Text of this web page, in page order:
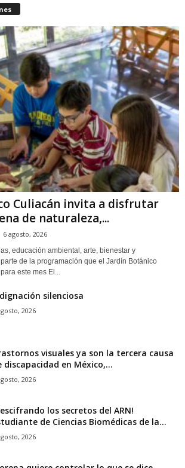
Culiacán invita a disfrutar
de naturaleza,...
6 agosto, 2026
educación ambiental, arte, bienestar y
de la programación que el Jardín Botánico
este mes El...
silenciosa
2026
visuales ya son la tercera causa
discapacidad en México,...
2026
los secretos del ARN!
de Ciencias Biomédicas de la...
2026